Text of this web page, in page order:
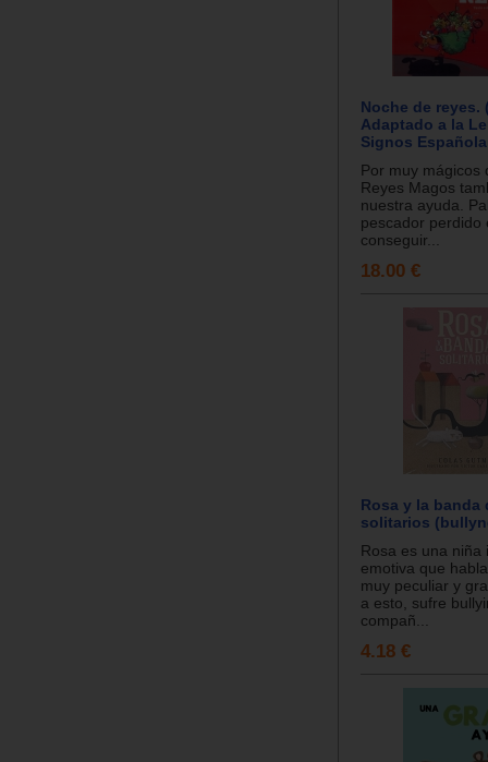
Noche de reyes.
Adaptado a la
Signos Española
Por muy mágicos
Reyes Magos
nuestra ayuda.
pescador perdido
conseguir...
18.00 €
Rosa y la banda
solitarios
Rosa es una niña
emotiva que
muy peculiar y
a esto, sufre
compañ...
4.18 €